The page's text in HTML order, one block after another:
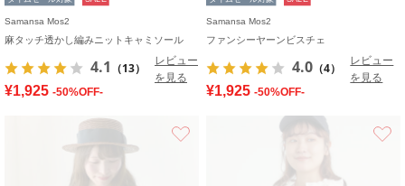
Samansa Mos2
麻タッチ透かし編みニットキャミソール
4.1 （13）
レビュー
を見る
¥1,925 -50%OFF-
Samansa Mos2
ファンシーヤーンビスチェ
4.0 （4）
レビュー
を見る
¥1,925 -50%OFF-